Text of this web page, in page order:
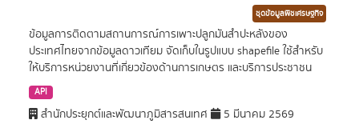
ชุดข้อมูลพืชเศรษฐกิจ
ข้อมูลการติดตามสถานการณ์การเพาะปลูกมันสำปะหลังของ
ประเทศไทยจากข้อมูลดาวเทียม จัดเก็บในรูปแบบ shapefile ใช้สำหรับ
ให้บริการหน่วยงานที่เกี่ยวข้องด้านการเกษตร และบริการประชาชน
API
สำนักประยุกต์และพัฒนาภูมิสารสนเทศ 5 มีนาคม 2569